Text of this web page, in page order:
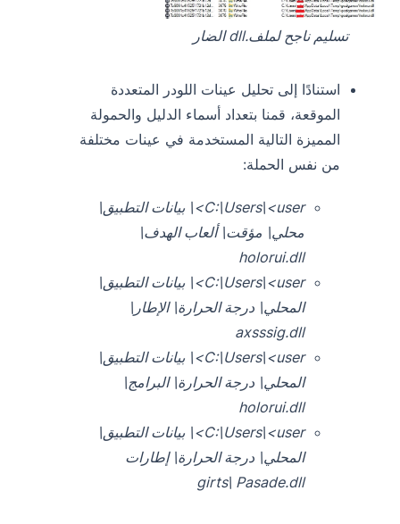
تسليم ناجح لملف.dll الضار
استنادًا إلى تحليل عينات اللودر المتعددة
الموقعة، قمنا بتعداد أسماء الدليل والحمولة
المميزة التالية المستخدمة في عينات مختلفة
من نفس الحملة:
C:\Users\<user>\ بيانات التطبيق\
محلي\ مؤقت\ ألعاب الهدف\
holorui.dll
C:\Users\<user>\ بيانات التطبيق\
المحلي\ درجة الحرارة\ الإطار\
axsssig.dll
C:\Users\<user>\ بيانات التطبيق\
المحلي\ درجة الحرارة\ البرامج\
holorui.dll
C:\Users\<user>\ بيانات التطبيق\
المحلي\ درجة الحرارة\ إطارات
girts\ Pasade.dll